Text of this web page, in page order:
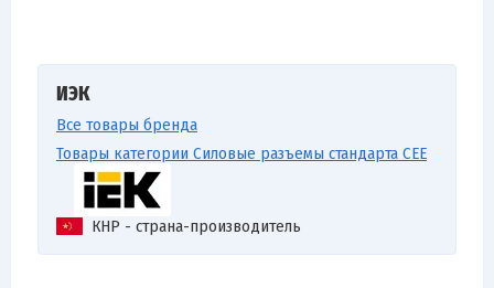
ИЭК
Все товары бренда
Товары категории Силовые разъемы стандарта CEE
КНР - страна-производитель